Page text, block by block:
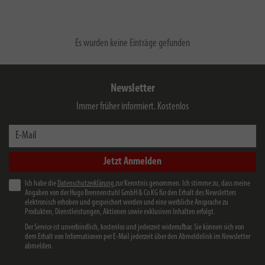
Es wurden keine Einträge gefunden
Newsletter
Immer früher informiert. Kostenlos
E-Mail
Jetzt Anmelden
Ich habe die Datenschutzerklärung zur Kenntnis genommen. Ich stimme zu, dass meine
Angaben von der Hugo Brennenstuhl GmbH & Co KG für den Erhalt des Newsletters
elektronisch erhoben und gespeichert werden und eine werbliche Ansprache zu
Produkten, Dienstleistungen, Aktionen sowie exklusiven Inhalten erfolgt.
Der Service ist unverbindlich, kostenlos und jederzeit widerrufbar. Sie können sich von
dem Erhalt von Informationen per E-Mail jederzeit über den Abmeldelink im Newsletter
abmelden.